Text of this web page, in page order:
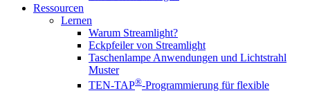
Ressourcen
Lernen
Warum Streamlight?
Eckpfeiler von Streamlight
Taschenlampe Anwendungen und Lichtstrahl
Muster
TEN-TAP®-Programmierung für flexible